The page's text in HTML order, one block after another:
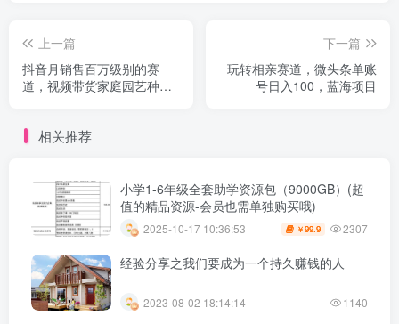
上一篇
抖音月销售百万级别的赛
道，视频带货家庭园艺种
下一篇
玩转相亲赛道，微头条单账
号日入100，蓝海项目
相关推荐
小学1-6年级全套助学资源包（9000GB）(超
值的精品资源-会员也需单独购买哦)
2025-10-17 10:36:53 ￥99.9 2307
经验分享之我们要成为一个持久赚钱的人
2023-08-02 18:14:14 1140